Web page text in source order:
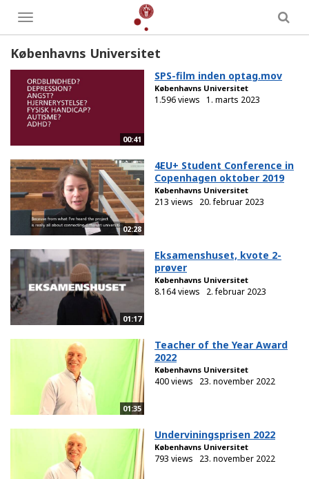
Toggle
menu
Københavns Universitet
00:41
SPS-film inden optag.mov
Københavns Universitet
1.596 views 1. marts 2023
02:28
4EU+ Student Conference in
Copenhagen oktober 2019
Københavns Universitet
213 views 20. februar 2023
01:17
Eksamenshuset, kvote 2-
prøver
Københavns Universitet
8.164 views 2. februar 2023
01:35
Teacher of the Year Award
2022
Københavns Universitet
400 views 23. november 2022
Underviningsprisen 2022
Københavns Universitet
793 views 23. november 2022